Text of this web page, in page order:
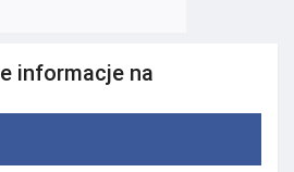
informacje na